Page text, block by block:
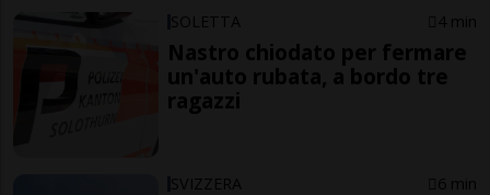
SOLETTA 4 min
Nastro chiodato per fermare
un'auto rubata, a bordo tre
ragazzi
SVIZZERA 6 min